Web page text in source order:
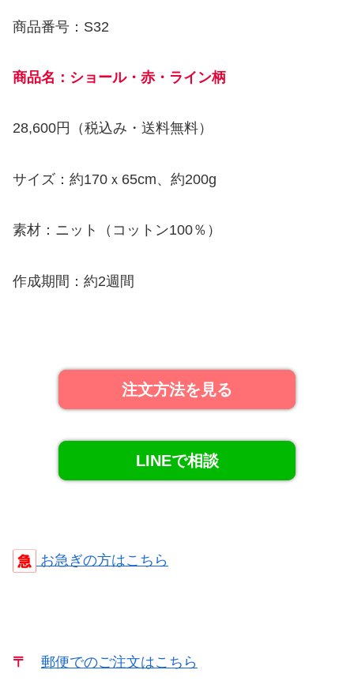
商品番号：S32
商品名：ショール・赤・ライン柄
28,600円（税込み・送料無料）
サイズ：約170ｘ65cm、約200g
素材：ニット（コットン100％）
作成期間：約2週間
注文方法を見る
LINEで相談
お急ぎの方はこちら
〒 郵便でのご注文はこちら